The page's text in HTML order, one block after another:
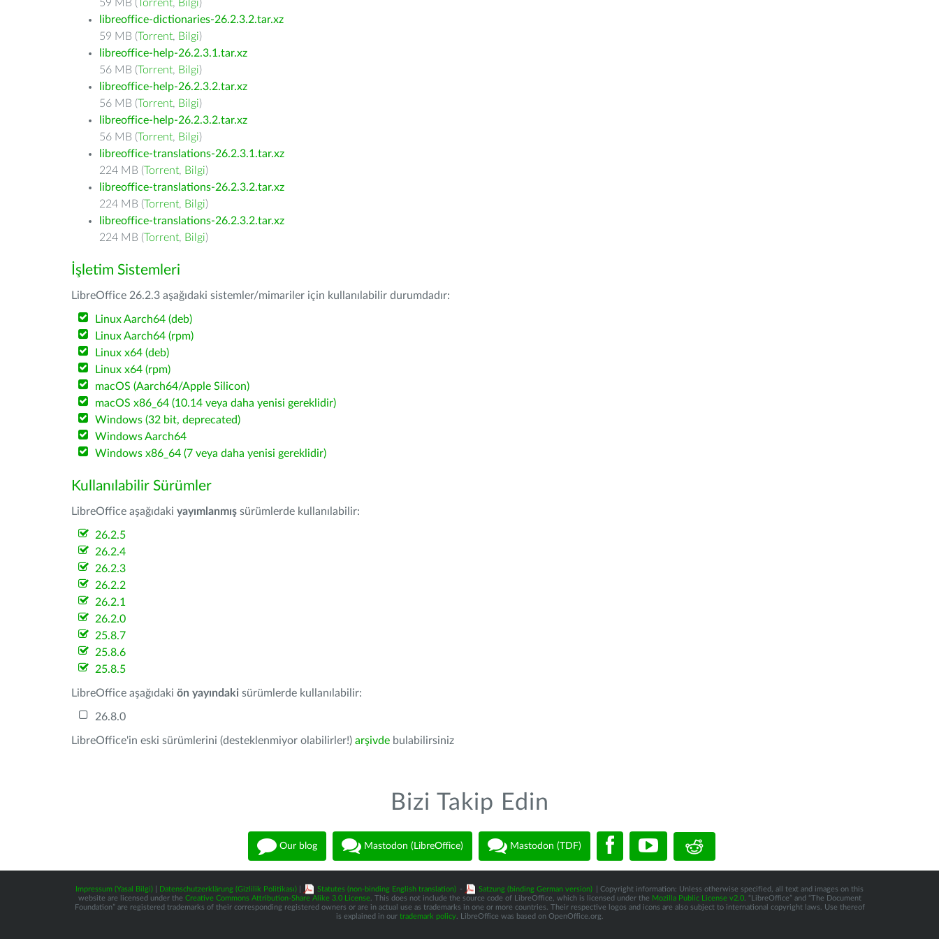
59 MB (Torrent, Bilgi)
libreoffice-dictionaries-26.2.3.2.tar.xz
59 MB (Torrent, Bilgi)
libreoffice-help-26.2.3.1.tar.xz
56 MB (Torrent, Bilgi)
libreoffice-help-26.2.3.2.tar.xz
56 MB (Torrent, Bilgi)
libreoffice-help-26.2.3.2.tar.xz
56 MB (Torrent, Bilgi)
libreoffice-translations-26.2.3.1.tar.xz
224 MB (Torrent, Bilgi)
libreoffice-translations-26.2.3.2.tar.xz
224 MB (Torrent, Bilgi)
libreoffice-translations-26.2.3.2.tar.xz
224 MB (Torrent, Bilgi)
İşletim Sistemleri
LibreOffice 26.2.3 aşağıdaki sistemler/mimariler için kullanılabilir durumdadır:
Linux Aarch64 (deb)
Linux Aarch64 (rpm)
Linux x64 (deb)
Linux x64 (rpm)
macOS (Aarch64/Apple Silicon)
macOS x86_64 (10.14 veya daha yenisi gereklidir)
Windows (32 bit, deprecated)
Windows Aarch64
Windows x86_64 (7 veya daha yenisi gereklidir)
Kullanılabilir Sürümler
LibreOffice aşağıdaki yayımlanmış sürümlerde kullanılabilir:
26.2.5
26.2.4
26.2.3
26.2.2
26.2.1
26.2.0
25.8.7
25.8.6
25.8.5
LibreOffice aşağıdaki ön yayındaki sürümlerde kullanılabilir:
26.8.0
LibreOffice'in eski sürümlerini (desteklenmiyor olabilirler!) arşivde bulabilirsiniz
Bizi Takip Edin
Our blog Mastodon (LibreOffice) Mastodon (TDF)
Impressum (Yasal Bilgi) Datenschutzerklärung (Gizlilik Politikası) Statutes (non-binding English translation) - Satzung (binding German version)
| Copyright information: Unless otherwise specified, all text and images on this
website are licensed under the Creative Commons Attribution-Share Alike 3.0 License. This does not include the source code of LibreOffice, which is licensed under the Mozilla Public License v2.0. “LibreOffice” and “The Document
Foundation” are registered trademarks of their corresponding registered owners or are in actual use as trademarks in one or more countries. Their respective logos and icons are also subject to international copyright laws. Use thereof
is explained in our trademark policy. LibreOffice was based on OpenOffice.org.